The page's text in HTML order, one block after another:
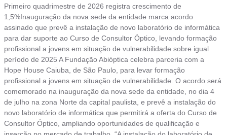
Primeiro quadrimestre de 2026 registra crescimento de
1,5%Inauguração da nova sede da entidade marca acordo
assinado que prevê a instalação de novo laboratório de informática
para dar suporte ao Curso de Consultor Óptico, levando formação
profissional a jovens em situação de vulnerabilidade sobre igual
período de 2025 A Fundação Abióptica celebra parceria com a
Hope House Caiuba, de São Paulo, para levar formação
profissional a jovens em situação de vulnerabilidade. O acordo será
comemorado na inauguração da nova sede da entidade, no dia 4
de julho na zona Norte da capital paulista, e prevê a instalação do
novo laboratório de informática que permitirá a oferta do Curso de
Consultor Óptico, ampliando oportunidades de qualificação e